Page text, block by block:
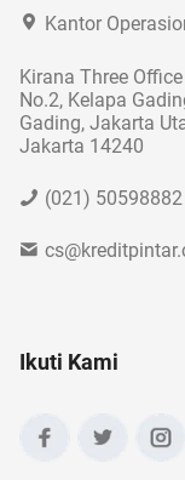
Kantor
Kirana Three
No.2, Kelapa
Gading, Jakarta
Jakarta 14240
(021) 50598882
Ikuti Kami